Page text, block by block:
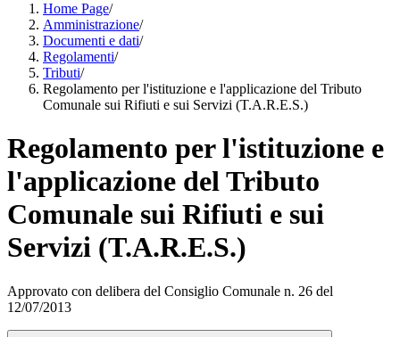
Home Page/
Amministrazione/
Documenti e dati/
Regolamenti/
Tributi/
Regolamento per l'istituzione e l'applicazione del Tributo
Comunale sui Rifiuti e sui Servizi (T.A.R.E.S.)
Regolamento per l'istituzione e
l'applicazione del Tributo
Comunale sui Rifiuti e sui
Servizi (T.A.R.E.S.)
Approvato con delibera del Consiglio Comunale n. 26 del
12/07/2013